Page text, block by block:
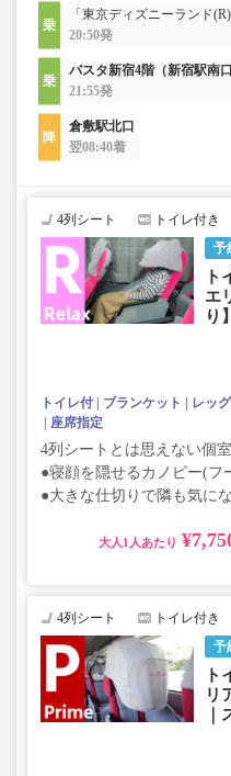
「東京ディズニーランド(R)
20:50発
バスタ新宿4階（新宿駅南口
21:55発
倉敷駅北口
翌08:40着
予
4列シート トイレ付き
ト
エ
り】
トイレ付 ブランケット レッ
座席指定
4列シートとは思えない個
●寝顔を隠せるカノピー(フ
●大きな仕切りで隣も気に
大人
予
4列シート トイレ付き
ト
リ
｜